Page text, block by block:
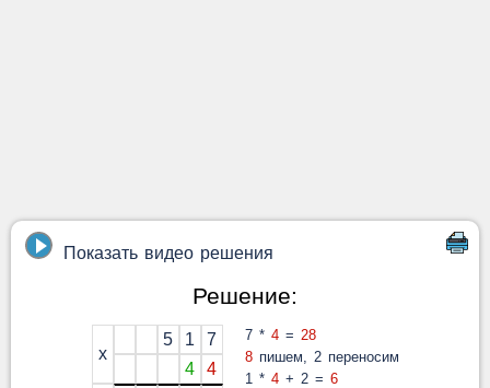
Показать видео решения
Решение:
x
5 1
7
4
4
7 * 4= 28
8пишем, 2 переносим
1 * 4+ 2 = 6